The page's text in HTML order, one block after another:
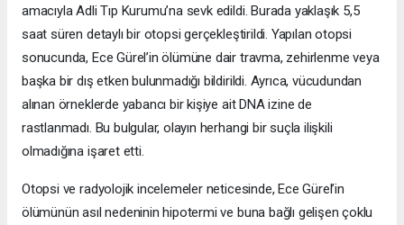
amacıyla Adli Tıp Kurumu’na sevk edildi. Burada yaklaşık 5,5
saat süren detaylı bir otopsi gerçekleştirildi. Yapılan otopsi
sonucunda, Ece Gürel’in ölümüne dair travma, zehirlenme veya
başka bir dış etken bulunmadığı bildirildi. Ayrıca, vücudundan
alınan örneklerde yabancı bir kişiye ait DNA izine de
rastlanmadı. Bu bulgular, olayın herhangi bir suçla ilişkili
olmadığına işaret etti.
Otopsi ve radyolojik incelemeler neticesinde, Ece Gürel’in
ölümünün asıl nedeninin hipotermi ve buna bağlı gelişen çoklu